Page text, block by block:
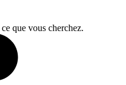
que vous cherchez.